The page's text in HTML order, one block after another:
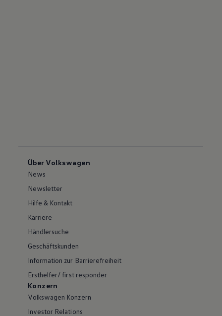
Über Volkswagen
News
Newsletter
Hilfe & Kontakt
Karriere
Händlersuche
Geschäftskunden
Information zur Barrierefreiheit
Ersthelfer/ first responder
Konzern
Volkswagen Konzern
Investor Relations